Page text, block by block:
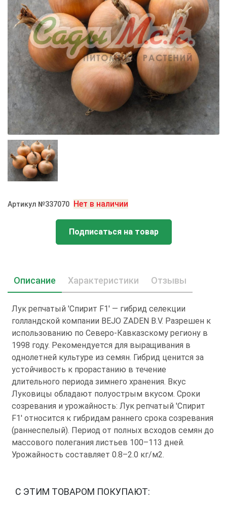
Артикул №337070 Нет в наличии
Подписаться на товар
Описание Характеристики Отзывы
Лук репчатый 'Спирит F1' — гибрид селекции
голландской компании BEJO ZADEN B.V. Разрешен к
использованию по Северо-Кавказскому региону в
1998 году. Рекомендуется для выращивания в
однолетней культуре из семян. Гибрид ценится за
устойчивость к прорастанию в течение
длительного периода зимнего хранения. Вкус
Луковицы обладают полуострым вкусом. Сроки
созревания и урожайность: Лук репчатый 'Спирит
F1' относится к гибридам раннего срока созревания
(раннеспелый). Период от полных всходов семян до
массового полегания листьев 100–113 дней.
Урожайность составляет 0.8–2.0 кг/м2.
С ЭТИМ ТОВАРОМ ПОКУПАЮТ: